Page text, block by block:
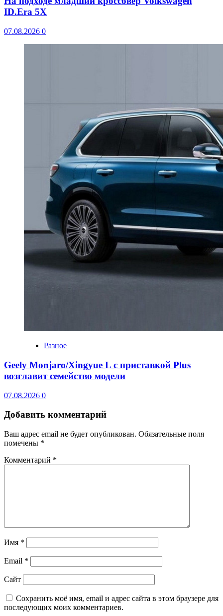
ID.Era 5X
07.08.2026 0
Разное
Geely Monjaro/Xingyue L с приставкой Plus
возглавит семейство модели
07.08.2026 0
Добавить комментарий
Ваш адрес email не будет опубликован. Обязательные поля
помечены *
Комментарий *
Имя *
Email *
Сайт
Сохранить моё имя, email и адрес сайта в этом браузере для
последующих моих комментариев.